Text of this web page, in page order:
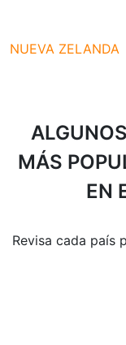
NUEVA ZELANDA
MÁS
EN
Revisa cada país